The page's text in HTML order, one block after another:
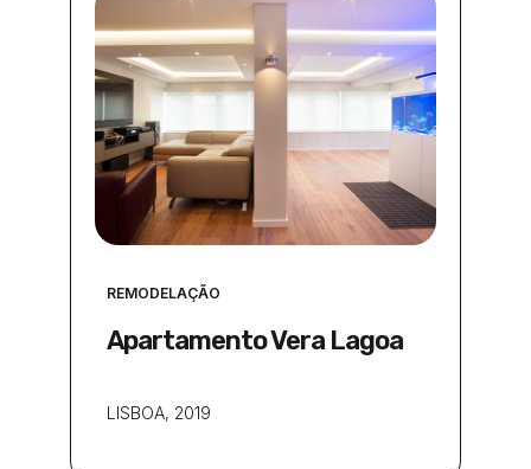
REMODELAÇÃO
Apartamento Vera Lagoa
LISBOA, 2019